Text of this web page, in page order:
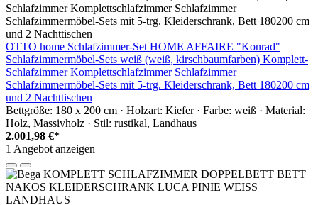
OTTO home Schlafzimmer-Set HOME AFFAIRE "Konrad"
Schlafzimmermöbel-Sets weiß (weiß, kirschbaumfarben) Komplett-
Schlafzimmer Komplettschlafzimmer Schlafzimmer
Schlafzimmermöbel-Sets mit 5-trg. Kleiderschrank, Bett 180200 cm
und 2 Nachttischen
Bettgröße: 180 x 200 cm · Holzart: Kiefer · Farbe: weiß · Material:
Holz, Massivholz · Stil: rustikal, Landhaus
2.001,98 €*
1 Angebot anzeigen